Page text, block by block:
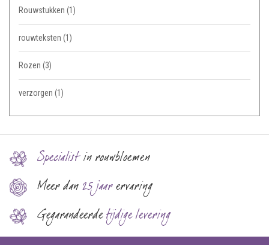
Rouwstukken (1)
rouwteksten (1)
Rozen (3)
verzorgen (1)
Specialistin rouwbloemen
Meer dan25 jaarervaring
Gegarandeerdetijdige levering